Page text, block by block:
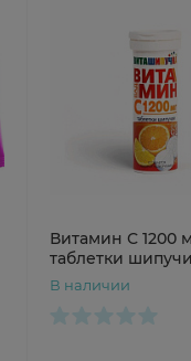
Витамин С 1200
таблетки
Сантэфарм
В наличии